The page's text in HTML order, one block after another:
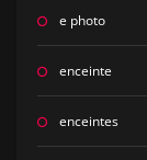
e photo
enceinte
enceintes